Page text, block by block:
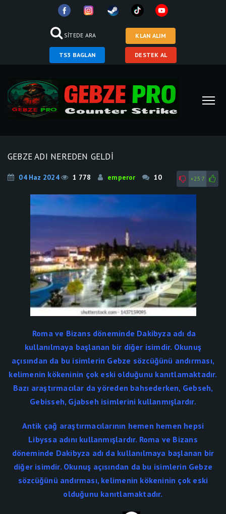
SİTEDE ARA KLAN ALIM
TS3 BAGLAN DESTEK AL
GEBZE ADI NEREDEN GELDİ
04 Haz 2024 1 778 emperor 10 +257
Roma ve Bizans döneminde Dakibyza adı da
kullanılmaya başlanan bir diğer isimdir. Okunuş
açısından da bu isimlerin Gebze sözcüğünü andırması,
kelimenin kökeninin çok eski olduğunu kanıtlamaktadır.
Bazı araştırmacılar da yöreden bahsederken, Gebseh,
Gebisseh, Gjabseh isimlerini kullanmışlardır.
Antik çağ araştırmacılarının hemen hemen hepsi
Libyssa adını kullanmışlardır. Roma ve Bizans
döneminde Dakibyza adı da kullanılmaya başlanan bir
diğer isimdir. Okunuş açısından da bu isimlerin Gebze
sözcüğünü andırması, kelimenin kökeninin çok eski
olduğunu kanıtlamaktadır.